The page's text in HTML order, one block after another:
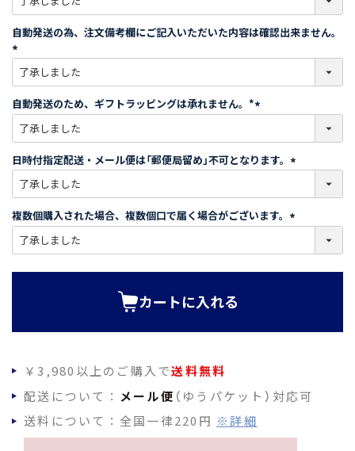
必
須
)
自動発送の為、注文備考欄にご記入いただいた内容は確認出来ません。
必
須
)
自動発送のため、ギフトラッピングは承れません。*
必
須
)
日時付指定配送・メール便は「郵便局留め」不可となります。
必
)
複数個購入された場合、複数個口で届く場合がございます。
必
カートに入れる
￥3,980以上のご購入で送料無料
配送について： メール便 （ゆうパケット）対応可
送料について：全国一律220円 ※詳細